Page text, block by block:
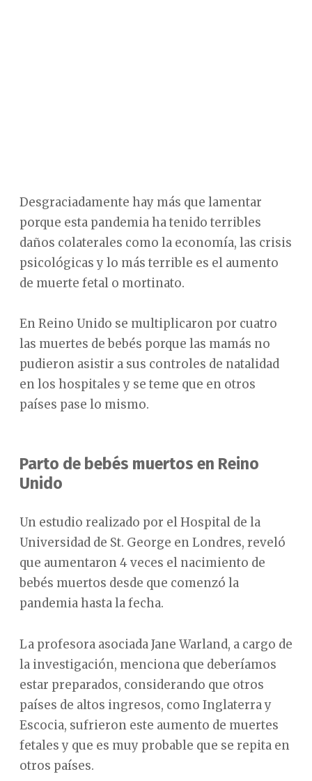
Desgraciadamente hay más que lamentar
porque esta pandemia ha tenido terribles
daños colaterales como la economía, las crisis
psicológicas y lo más terrible es el aumento
de muerte fetal o mortinato.
En Reino Unido se multiplicaron por cuatro
las muertes de bebés porque las mamás no
pudieron asistir a sus controles de natalidad
en los hospitales y se teme que en otros
países pase lo mismo.
Parto de bebés muertos en Reino
Unido
Un estudio realizado por el Hospital de la
Universidad de St. George en Londres, reveló
que aumentaron 4 veces el nacimiento de
bebés muertos desde que comenzó la
pandemia hasta la fecha.
La profesora asociada Jane Warland, a cargo de
la investigación, menciona que deberíamos
estar preparados, considerando que otros
países de altos ingresos, como Inglaterra y
Escocia, sufrieron este aumento de muertes
fetales y que es muy probable que se repita en
otros países.